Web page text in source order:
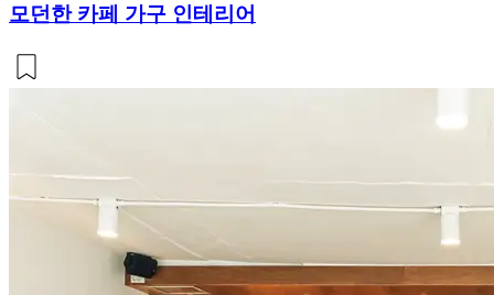
모던한 카페 가구 인테리어